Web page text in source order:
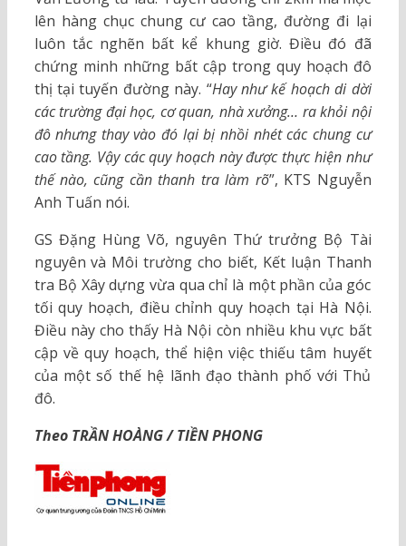
lên hàng chục chung cư cao tầng, đường đi lại
luôn tắc nghẽn bất kể khung giờ. Điều đó đã
chứng minh những bất cập trong quy hoạch đô
thị tại tuyến đường này. “Hay như kế hoạch di dời
các trường đại học, cơ quan, nhà xưởng… ra khỏi nội
đô nhưng thay vào đó lại bị nhồi nhét các chung cư
cao tầng. Vậy các quy hoạch này được thực hiện như
thế nào, cũng cần thanh tra làm rõ”, KTS Nguyễn
Anh Tuấn nói.
GS Đặng Hùng Võ, nguyên Thứ trưởng Bộ Tài
nguyên và Môi trường cho biết, Kết luận Thanh
tra Bộ Xây dựng vừa qua chỉ là một phần của góc
tối quy hoạch, điều chỉnh quy hoạch tại Hà Nội.
Điều này cho thấy Hà Nội còn nhiều khu vực bất
cập về quy hoạch, thể hiện việc thiếu tâm huyết
của một số thế hệ lãnh đạo thành phố với Thủ
đô.
Theo TRẦN HOÀNG / TIỀN PHONG